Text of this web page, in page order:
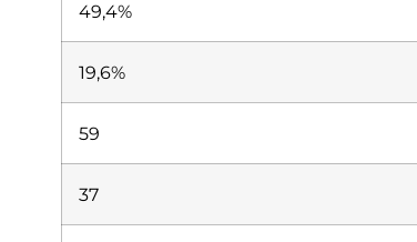
49,4%
19,6%
59
37